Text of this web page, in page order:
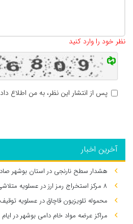
نظر خود را وارد کنید
پس از انتشار این نظر، به من اطلاع
آخرین اخبار
هشدار سطح نارنجی در استان بوشهر
۸ مرکز استخراج رمز ارز در عسلویه متلاشی شد
محموله تلویزیون قاچاق در عسلویه
مراکز عرضه مواد خام دامی بوشهر در